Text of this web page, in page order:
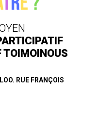
RUE FRANÇOIS